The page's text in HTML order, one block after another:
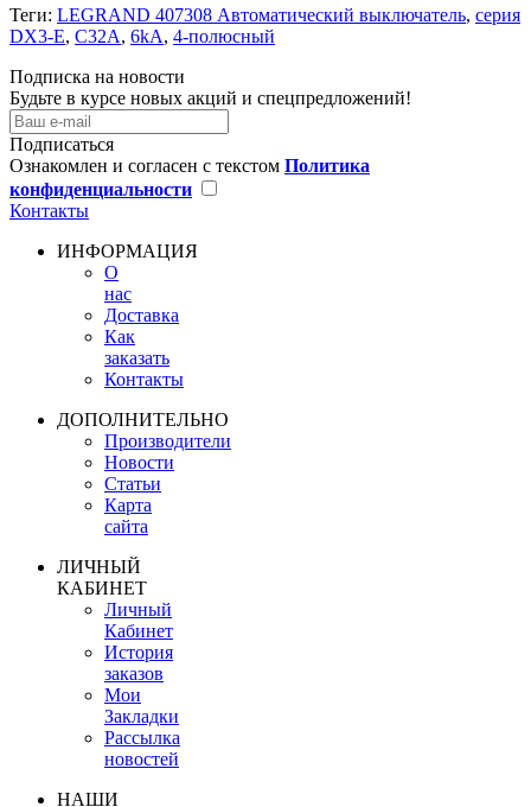
Теги: LEGRAND 407308 Автоматический выключатель, серия
DX3-E, С32A, 6kA, 4-полюсный
Подписка на новости
Будьте в курсе новых акций и спецпредложений!
Подписаться
Ознакомлен и согласен с текстом Политика
конфиденциальности
Контакты
ИНФОРМАЦИЯ
О
нас
Доставка
Как
заказать
Контакты
ДОПОЛНИТЕЛЬНО
Производители
Новости
Статьи
Карта
сайта
ЛИЧНЫЙ
КАБИНЕТ
Личный
Кабинет
История
заказов
Мои
Закладки
Рассылка
новостей
НАШИ